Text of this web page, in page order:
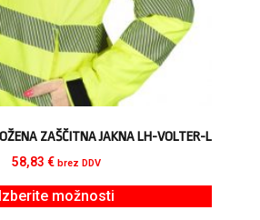
ZAŠČITNA JAKNA LH-VOLTER-L
58,83 € brez DDV
Izberite možnosti